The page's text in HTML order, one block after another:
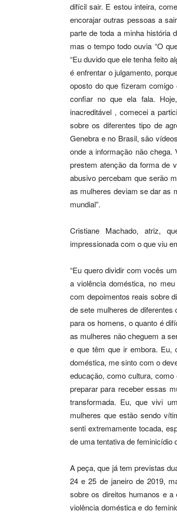
difícil sair. E estou inteira,
encorajar outras pessoas a
parte de toda a minha história
mas o tempo todo ouvia “O
“Eu duvido que ele tenha feito
é enfrentar o julgamento,
oposto do que fizeram
confiar no que ela fala.
inacreditável , comecei a
sobre os diferentes tipo de
Genebra e no Brasil, são
onde a informação não chega.
prestem atenção da forma de
abusivo percebam que serão
as mulheres deviam se dar as
mundial”.
Cristiane Machado, atriz,
impressionada com o que viu
“Eu quero dividir com vocês
a violência doméstica, no
com depoimentos reais sobre
de sete mulheres de
para os homens, o quanto é
as mulheres não cheguem a
e que têm que ir embora. Eu,
doméstica, me sinto com o
educação, como cultura,
preparar para receber essas
transformada. Eu, que vivi
mulheres que estão sendo
senti extremamente tocada,
de uma tentativa de feminicídio
A peça, que já tem previstas
24 e 25 de janeiro de 2019,
sobre os direitos humanos e a
violência doméstica e do